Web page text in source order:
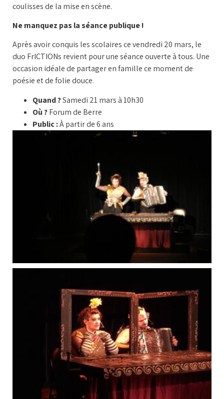
coulisses de la mise en scène.
Ne manquez pas la séance publique !
Après avoir conquis les scolaires ce vendredi 20 mars, le
duo FrICTIONs revient pour une séance ouverte à tous. Une
occasion idéale de partager en famille ce moment de
poésie et de folie douce.
Quand ?Samedi 21 mars à 10h30
Où ?Forum de Berre
Public :À partir de 6 ans